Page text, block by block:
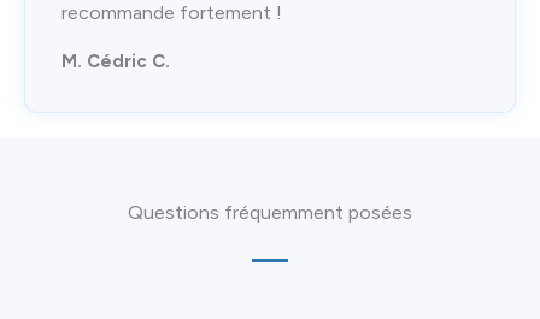
recommande fortement !
M. Cédric C.
Questions fréquemment posées